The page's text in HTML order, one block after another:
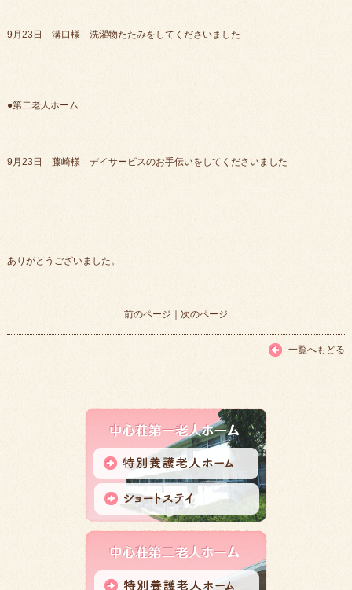
9月23日 溝口様 洗濯物たたみをしてくださいました
●第二老人ホーム
9月23日 藤崎様 デイサービスのお手伝いをしてくださいました
ありがとうございました。
前のページ ｜ 次のページ
一覧へもどる